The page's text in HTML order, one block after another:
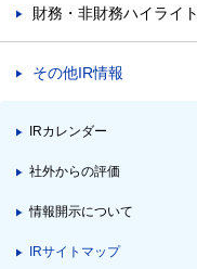
財務・非財務ハイライト
その他IR情報
IRカレンダー
社外からの評価
情報開示について
IRサイトマップ